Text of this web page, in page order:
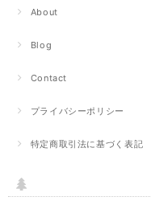
About
Blog
Contact
プライバシーポリシー
特定商取引法に基づく表記